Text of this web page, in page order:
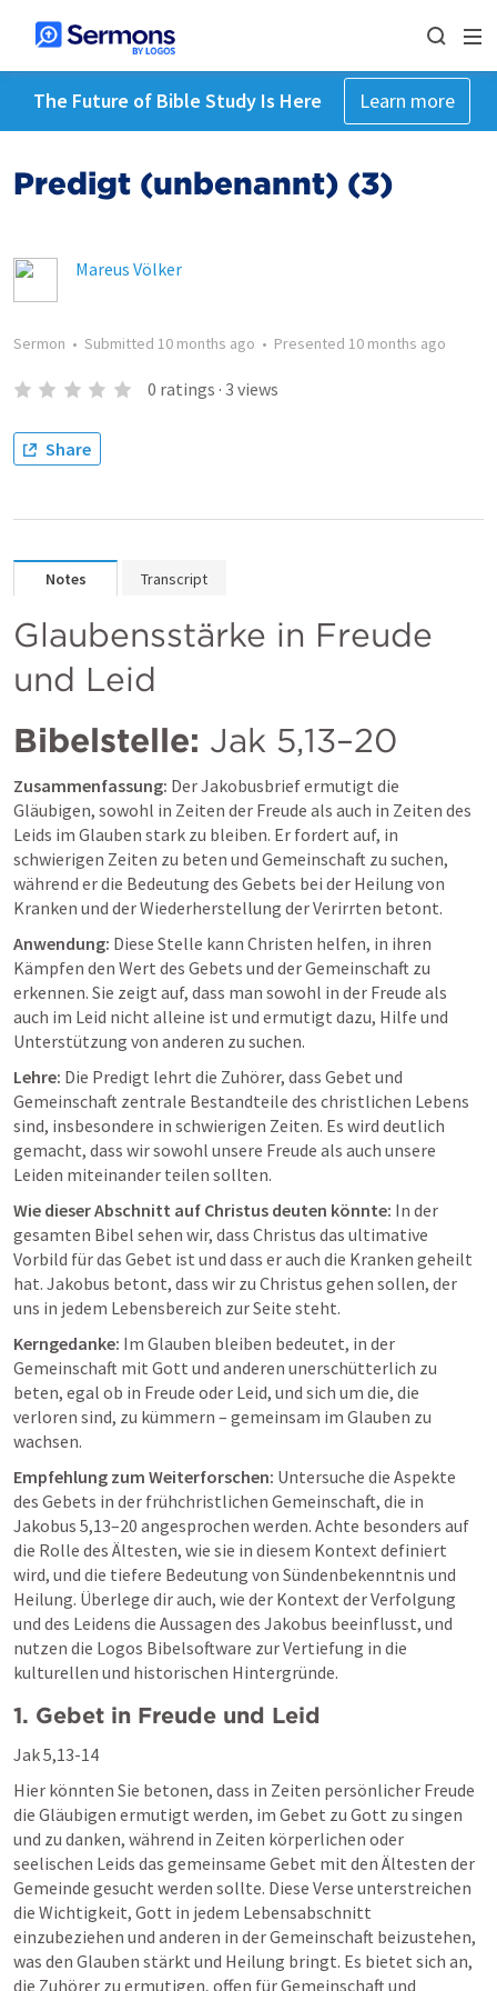
The Future of Bible Study Is Here Learn more
Predigt (unbenannt) (3)
Mareus Völker
Sermon • Submitted 10 months ago • Presented 10 months ago
0 ratings · 3 views
Share
Notes Transcript
Glaubensstärke in Freude
und Leid
Bibelstelle: Jak 5,13–20
Zusammenfassung: Der Jakobusbrief ermutigt die
Gläubigen, sowohl in Zeiten der Freude als auch in Zeiten des
Leids im Glauben stark zu bleiben. Er fordert auf, in
schwierigen Zeiten zu beten und Gemeinschaft zu suchen,
während er die Bedeutung des Gebets bei der Heilung von
Kranken und der Wiederherstellung der Verirrten betont.
Anwendung: Diese Stelle kann Christen helfen, in ihren
Kämpfen den Wert des Gebets und der Gemeinschaft zu
erkennen. Sie zeigt auf, dass man sowohl in der Freude als
auch im Leid nicht alleine ist und ermutigt dazu, Hilfe und
Unterstützung von anderen zu suchen.
Lehre: Die Predigt lehrt die Zuhörer, dass Gebet und
Gemeinschaft zentrale Bestandteile des christlichen Lebens
sind, insbesondere in schwierigen Zeiten. Es wird deutlich
gemacht, dass wir sowohl unsere Freude als auch unsere
Leiden miteinander teilen sollten.
Wie dieser Abschnitt auf Christus deuten könnte: In der
gesamten Bibel sehen wir, dass Christus das ultimative
Vorbild für das Gebet ist und dass er auch die Kranken geheilt
hat. Jakobus betont, dass wir zu Christus gehen sollen, der
uns in jedem Lebensbereich zur Seite steht.
Kerngedanke: Im Glauben bleiben bedeutet, in der
Gemeinschaft mit Gott und anderen unerschütterlich zu
beten, egal ob in Freude oder Leid, und sich um die, die
verloren sind, zu kümmern – gemeinsam im Glauben zu
wachsen.
Empfehlung zum Weiterforschen: Untersuche die Aspekte
Jakobus 5,13–20 angesprochen werden. Achte besonders auf
die Rolle des Ältesten, wie sie in diesem Kontext definiert
wird, und die tiefere Bedeutung von Sündenbekenntnis und
Heilung. Überlege dir auch, wie der Kontext der Verfolgung
und des Leidens die Aussagen des Jakobus beeinflusst, und
nutzen die Logos Bibelsoftware zur Vertiefung in die
kulturellen und historischen Hintergründe.
1. Gebet in Freude und Leid
Jak 5,13-14
Hier könnten Sie betonen, dass in Zeiten persönlicher Freude
die Gläubigen ermutigt werden, im Gebet zu Gott zu singen
und zu danken, während in Zeiten körperlichen oder
seelischen Leids das gemeinsame Gebet mit den Ältesten der
Gemeinde gesucht werden sollte. Diese Verse unterstreichen
die Wichtigkeit, Gott in jedem Lebensabschnitt
einzubeziehen und anderen in der Gemeinschaft beizustehen,
was den Glauben stärkt und Heilung bringt. Es bietet sich an,
die Zuhörer zu ermutigen, offen für Gemeinschaft und